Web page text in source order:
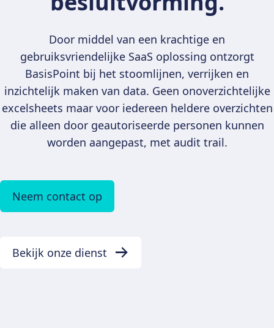
Door middel van een krachtige en
gebruiksvriendelijke SaaS oplossing ontzorgt
BasisPoint bij het stoomlijnen, verrijken en
inzichtelijk maken van data. Geen onoverzichtelijke
excelsheets maar voor iedereen heldere overzichten
die alleen door geautoriseerde personen kunnen
worden aangepast, met audit trail.
Neem contact op
Bekijk onze dienst